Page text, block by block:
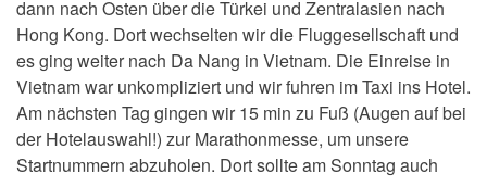
dann nach Osten über die Türkei und Zentralasien nach
Hong Kong. Dort wechselten wir die Fluggesellschaft und
es ging weiter nach Da Nang in Vietnam. Die Einreise in
Vietnam war unkompliziert und wir fuhren im Taxi ins Hotel.
Am nächsten Tag gingen wir 15 min zu Fuß (Augen auf bei
der Hotelauswahl!) zur Marathonmesse, um unsere
Startnummern abzuholen. Dort sollte am Sonntag auch